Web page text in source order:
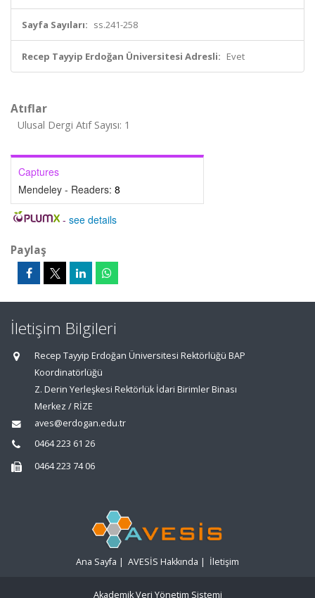
Sayfa Sayıları: ss.241-258
Recep Tayyip Erdoğan Üniversitesi Adresli: Evet
Atıflar
Ulusal Dergi Atıf Sayısı: 1
Captures
Mendeley - Readers: 8
- see details
Paylaş
İletişim Bilgileri
Recep Tayyip Erdoğan Üniversitesi Rektörlüğü BAP
Koordinatörlüğü
Z. Derin Yerleşkesi Rektörlük İdari Birimler Binası
Merkez / RİZE
aves@erdogan.edu.tr
0464 223 61 26
0464 223 74 06
Ana Sayfa | AVESİS Hakkında | İletişim
Akademik Veri Yönetim Sistemi